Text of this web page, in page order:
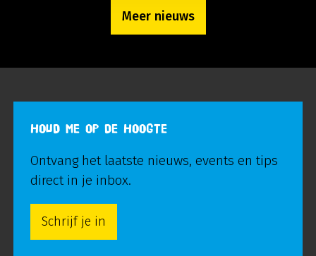
Meer nieuws
HOUD ME OP DE HOOGTE
Ontvang het laatste nieuws, events en tips
direct in je inbox.
Schrijf je in